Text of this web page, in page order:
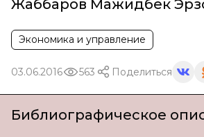
Жаббаров Мажидбек
Экономика и управление
03.06.2016 563 Поделиться
Библиографическое